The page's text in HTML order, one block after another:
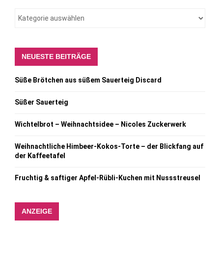
NEUESTE BEITRÄGE
Süße Brötchen aus süßem Sauerteig Discard
Süßer Sauerteig
Wichtelbrot – Weihnachtsidee – Nicoles Zuckerwerk
Weihnachtliche Himbeer-Kokos-Torte – der Blickfang auf
der Kaffeetafel
Fruchtig & saftiger Apfel-Rübli-Kuchen mit Nussstreusel
ANZEIGE